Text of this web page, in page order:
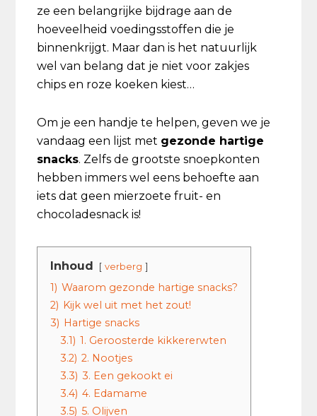
ze een belangrijke bijdrage aan de
hoeveelheid voedingsstoffen die je
binnenkrijgt. Maar dan is het natuurlijk
wel van belang dat je niet voor zakjes
chips en roze koeken kiest…
Om je een handje te helpen, geven we je
vandaag een lijst met gezonde hartige
snacks. Zelfs de grootste snoepkonten
hebben immers wel eens behoefte aan
iets dat geen mierzoete fruit- en
chocoladesnack is!
Inhoud verberg
1) Waarom gezonde hartige snacks?
2) Kijk wel uit met het zout!
3) Hartige snacks
3.1) 1. Geroosterde kikkererwten
3.2) 2. Nootjes
3.3) 3. Een gekookt ei
3.4) 4. Edamame
3.5) 5. Olijven